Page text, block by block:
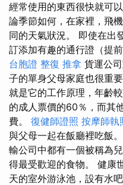
經常使用的東西很快就可
論季節如何，在家裡，飛
同的天氣狀況。 即使在出
訂添加有趣的通行證（提
台胞證 整復 推拿 貨運公
子的單身父母家庭也很重要
就是它的工作原理，年齡
的成人票價的60％，而其
費。 復健師證照 按摩師執
與父母一起在飯廳裡吃飯。
輸公司中都有一個被稱為
得最受歡迎的食物。 健康
天的室外游泳池，設有水